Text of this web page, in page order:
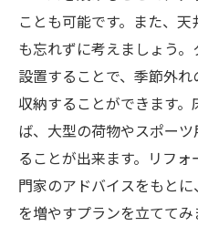
ことも可能です。また、
も忘れずに考えましょう
設置することで、季節外
収納することができます
ば、大型の荷物やスポー
ることが出来ます。リフ
門家のアドバイスをもと
を増やすプランを立ててみ